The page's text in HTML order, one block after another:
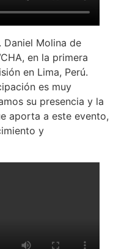
Daniel Molina de
en la primera
en Lima, Perú.
es muy
su presencia y la
aporta a este evento,
y